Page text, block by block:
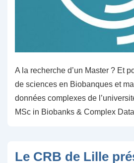
A la recherche d’un Master ? Et
de sciences en Biobanques et
données complexes de
MSc in Biobanks & Complex
Le CRB de Lille